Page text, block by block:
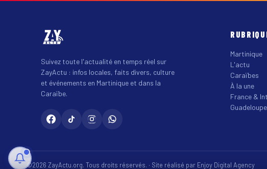
Suivez toute l'actualité en temps réel sur
ZayActu : infos locales, faits divers, culture
et événements en Martinique et dans la
Caraïbe.
Martinique
L'actu
Caraïbes
À la une
France &
©2026 ZayActu.org. Tous droits réservés. · Site réalisé par Enjoy Digital Agency